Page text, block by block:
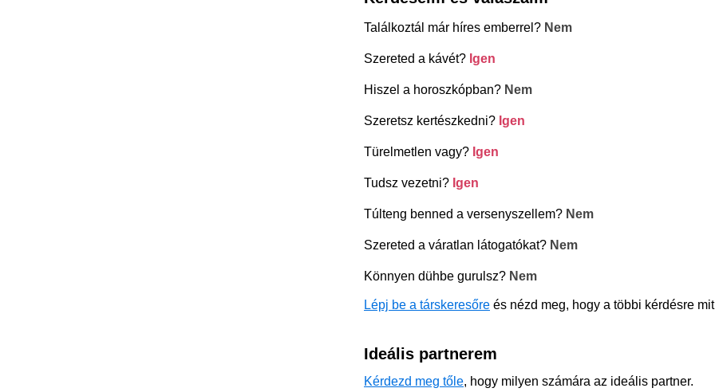
Találkoztál már híres emberrel? Nem
Szereted a kávét? Igen
Hiszel a horoszkópban? Nem
Szeretsz kertészkedni? Igen
Türelmetlen vagy? Igen
Tudsz vezetni? Igen
Túlteng benned a versenyszellem? Nem
Szereted a váratlan látogatókat? Nem
Könnyen dühbe gurulsz? Nem
Lépj be a társkeresőre és nézd meg, hogy a többi kérdésre
Ideális partnerem
Kérdezd meg tőle, hogy milyen számára az ideális partner.